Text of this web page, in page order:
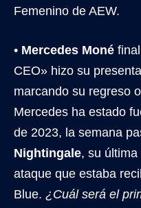
Femenino de AEW.
• Mercedes Moné
CEO» hizo su
marcando su regreso
Mercedes ha estado
de 2023, la semana
Nightingale, su
ataque que estaba
Blue. ¿Cuál será el